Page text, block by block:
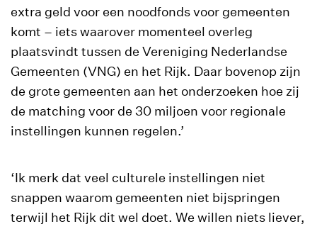
extra geld voor een noodfonds voor gemeenten
komt – iets waarover momenteel overleg
plaatsvindt tussen de Vereniging Nederlandse
Gemeenten (VNG) en het Rijk. Daar bovenop zijn
de grote gemeenten aan het onderzoeken hoe zij
de matching voor de 30 miljoen voor regionale
instellingen kunnen regelen.’
‘Ik merk dat veel culturele instellingen niet
snappen waarom gemeenten niet bijspringen
terwijl het Rijk dit wel doet. We willen niets liever,